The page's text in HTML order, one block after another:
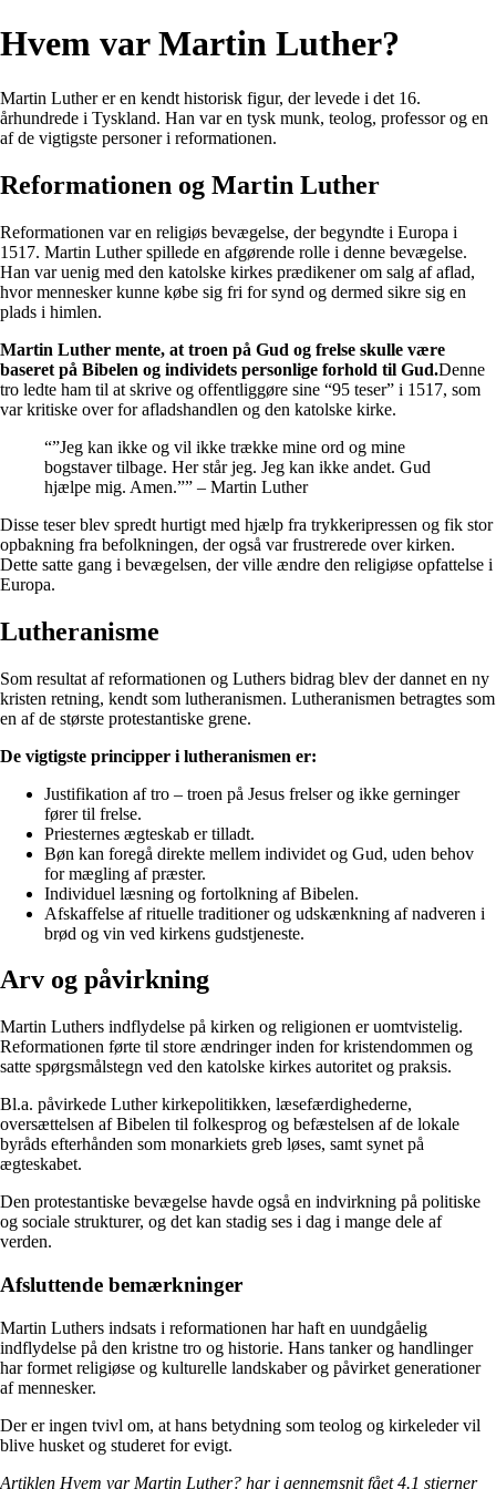
Hvem var Martin Luther?
Martin Luther er en kendt historisk figur, der levede i det 16.
århundrede i Tyskland. Han var en tysk munk, teolog, professor og en
af de vigtigste personer i reformationen.
Reformationen og Martin Luther
Reformationen var en religiøs bevægelse, der begyndte i Europa i
1517. Martin Luther spillede en afgørende rolle i denne bevægelse.
Han var uenig med den katolske kirkes prædikener om salg af aflad,
hvor mennesker kunne købe sig fri for synd og dermed sikre sig en
plads i himlen.
Martin Luther mente, at troen på Gud og frelse skulle være
baseret på Bibelen og individets personlige forhold til Gud.Denne
tro ledte ham til at skrive og offentliggøre sine “95 teser” i 1517, som
var kritiske over for afladshandlen og den katolske kirke.
“”Jeg kan ikke og vil ikke trække mine ord og mine
bogstaver tilbage. Her står jeg. Jeg kan ikke andet. Gud
hjælpe mig. Amen.”” – Martin Luther
Disse teser blev spredt hurtigt med hjælp fra trykkeripressen og fik stor
opbakning fra befolkningen, der også var frustrerede over kirken.
Dette satte gang i bevægelsen, der ville ændre den religiøse opfattelse i
Europa.
Lutheranisme
Som resultat af reformationen og Luthers bidrag blev der dannet en ny
kristen retning, kendt som lutheranismen. Lutheranismen betragtes som
en af de største protestantiske grene.
De vigtigste principper i lutheranismen er:
Justifikation af tro – troen på Jesus frelser og ikke gerninger
fører til frelse.
Priesternes ægteskab er tilladt.
Bøn kan foregå direkte mellem individet og Gud, uden behov
for mægling af præster.
Individuel læsning og fortolkning af Bibelen.
Afskaffelse af rituelle traditioner og udskænkning af nadveren i
brød og vin ved kirkens gudstjeneste.
Arv og påvirkning
Martin Luthers indflydelse på kirken og religionen er uomtvistelig.
Reformationen førte til store ændringer inden for kristendommen og
satte spørgsmålstegn ved den katolske kirkes autoritet og praksis.
Bl.a. påvirkede Luther kirkepolitikken, læsefærdighederne,
oversættelsen af Bibelen til folkesprog og befæstelsen af de lokale
byråds efterhånden som monarkiets greb løses, samt synet på
ægteskabet.
Den protestantiske bevægelse havde også en indvirkning på politiske
og sociale strukturer, og det kan stadig ses i dag i mange dele af
verden.
Afsluttende bemærkninger
Martin Luthers indsats i reformationen har haft en uundgåelig
indflydelse på den kristne tro og historie. Hans tanker og handlinger
har formet religiøse og kulturelle landskaber og påvirket generationer
af mennesker.
Der er ingen tvivl om, at hans betydning som teolog og kirkeleder vil
blive husket og studeret for evigt.
Artiklen Hvem var Martin Luther? har i gennemsnit fået4.1 stjerner